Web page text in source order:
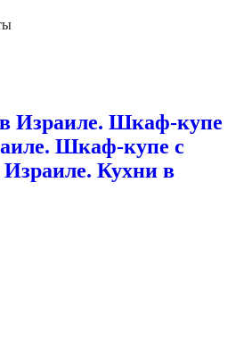
Израиле. Шкаф-купе
Шкаф-купе с
Израиле. Кухни в